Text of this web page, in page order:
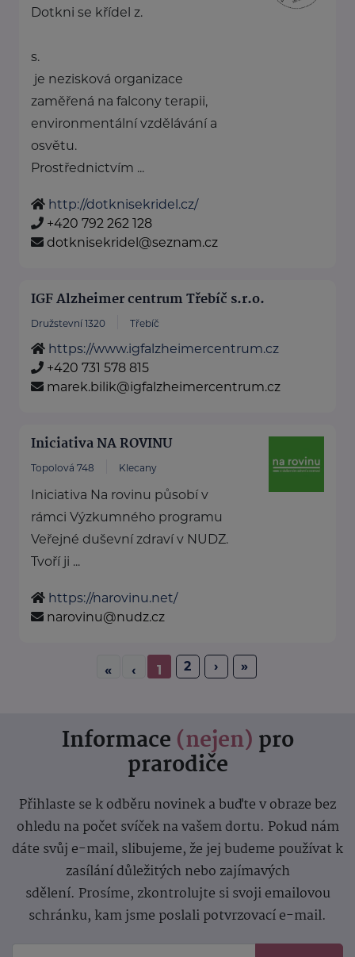
Dotkni se křídel z.
s.
je nezisková organizace
zaměřená na falcony terapii,
environmentální vzdělávání a
osvětu.
Prostřednictvím ...
http://dotknisekridel.cz/
+420 792 262 128
dotknisekridel@seznam.cz
IGF Alzheimer centrum Třebíč s.r.o.
Družstevní 1320 Třebíč
https://www.igfalzheimercentrum.cz
+420 731 578 815
marek.bilik@igfalzheimercentrum.cz
Iniciativa NA ROVINU
Topolová 748 Klecany
Iniciativa Na rovinu působí v
rámci Výzkumného programu
Veřejné duševní zdraví v NUDZ.
Tvoří ji ...
https://narovinu.net/
narovinu@nudz.cz
« ‹ 1 2 › »
Informace (nejen) pro
prarodiče
Přihlaste se k odběru novinek a buďte v obraze bez
ohledu na počet svíček na vašem dortu. Pokud nám
dáte svůj e-mail, slibujeme, že jej budeme používat k
zasílání důležitých nebo zajímavých
sdělení. Prosíme, zkontrolujte si svoji emailovou
schránku, kam jsme poslali potvrzovací e-mail.